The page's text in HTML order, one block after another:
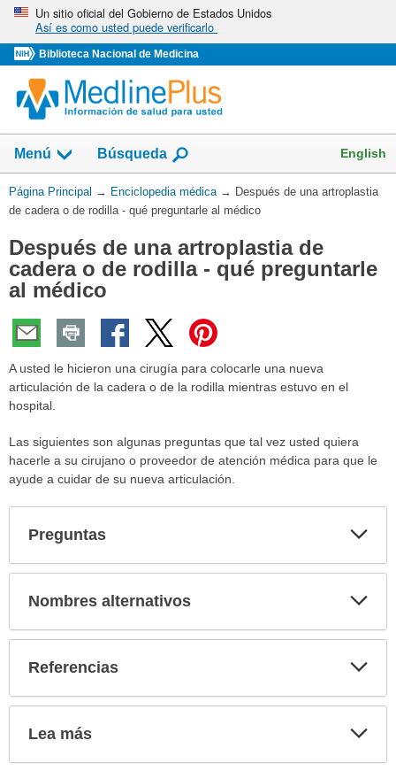
Omita
vaya
al
Contenido
Un sitio oficial del Gobierno de Estados Unidos
Así es como usted puede verificarlo
Biblioteca Nacional de Medicina
Menú Búsqueda English
Usted
está
Página Principal → Enciclopedia médica → Después de una artroplastia
de cadera o de rodilla - qué preguntarle al médico
Después de una artroplastia de
cadera o de rodilla - qué preguntarle
al médico
A usted le hicieron una cirugía para colocarle una nueva
articulación de la cadera o de la rodilla mientras estuvo en el
hospital.
Las siguientes son algunas preguntas que tal vez usted quiera
hacerle a su cirujano o proveedor de atención médica para que le
ayude a cuidar de su nueva articulación.
Preguntas
Nombres alternativos
Referencias
Lea más